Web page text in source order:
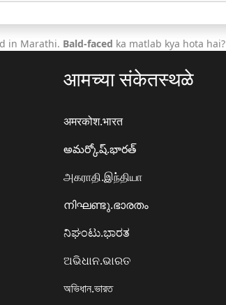
in Marathi. Bald-faced ka matlab kya hota hai?
आमच्या संकेतस्थळे
अमरकोश.भारत
అమర్కోష్.భారత్
அகராதி.இந்தியா
നിഘണ്ടു.ഭാരതം
ನಿಘಂಟು.ಭಾರತ
ଅଭିଧାନ.ଭାରତ
অভিধান.ভারত